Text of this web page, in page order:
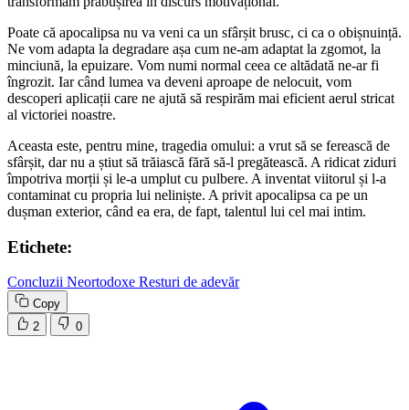
Poate că apocalipsa nu va veni ca un sfârșit brusc, ci ca o obișnuință.
Ne vom adapta la degradare așa cum ne-am adaptat la zgomot, la
minciună, la epuizare. Vom numi normal ceea ce altădată ne-ar fi
îngrozit. Iar când lumea va deveni aproape de nelocuit, vom
descoperi aplicații care ne ajută să respirăm mai eficient aerul stricat
al victoriei noastre.
Aceasta este, pentru mine, tragedia omului: a vrut să se ferească de
sfârșit, dar nu a știut să trăiască fără să-l pregătească. A ridicat ziduri
împotriva morții și le-a umplut cu pulbere. A inventat viitorul și l-a
contaminat cu propria lui neliniște. A privit apocalipsa ca pe un
dușman exterior, când ea era, de fapt, talentul lui cel mai intim.
Etichete:
Concluzii Neortodoxe Resturi de adevăr
Copy
2
0